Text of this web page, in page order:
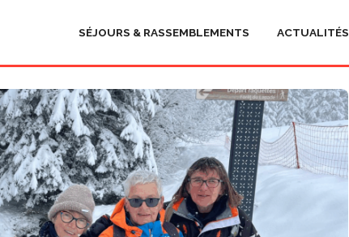
SÉJOURS & RASSEMBLEMENTS ACTUALITÉS